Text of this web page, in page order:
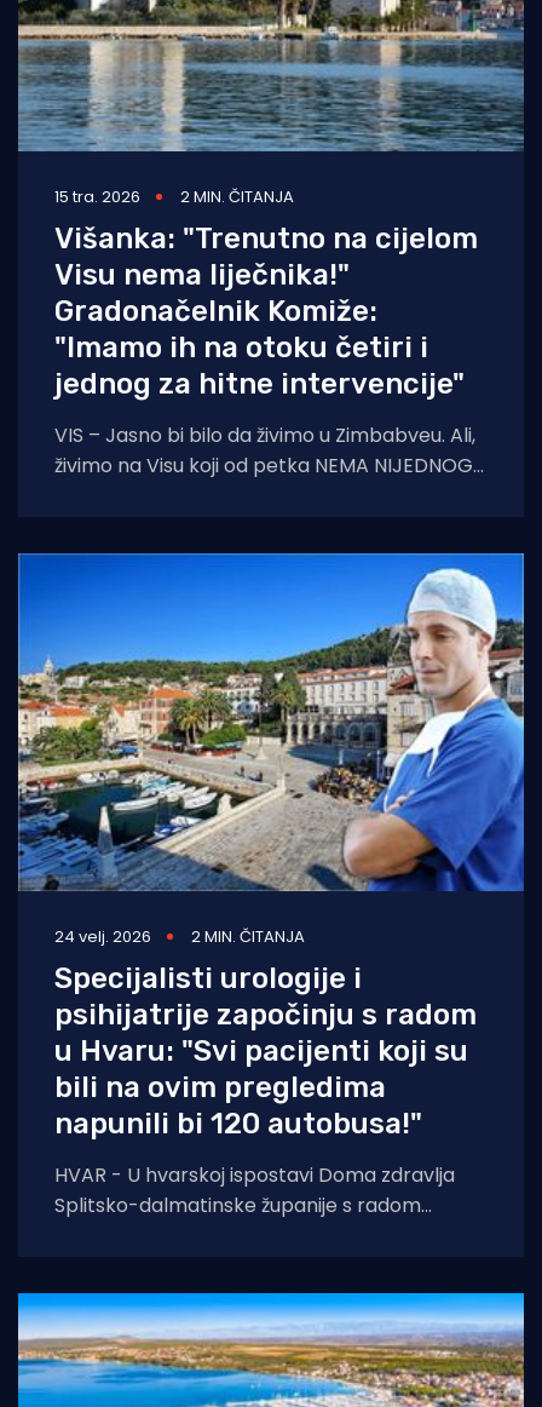
15 tra. 2026 2 MIN. ČITANJA
Višanka: "Trenutno na cijelom
Visu nema liječnika!"
Gradonačelnik Komiže:
"Imamo ih na otoku četiri i
jednog za hitne intervencije"
VIS – Jasno bi bilo da živimo u Zimbabveu. Ali,
živimo na Visu koji od petka NEMA NIJEDNOG
24 velj. 2026 2 MIN. ČITANJA
Specijalisti urologije i
psihijatrije započinju s radom
u Hvaru: "Svi pacijenti koji su
bili na ovim pregledima
napunili bi 120 autobusa!"
HVAR - U hvarskoj ispostavi Doma zdravlja
Splitsko-dalmatinske županije s radom